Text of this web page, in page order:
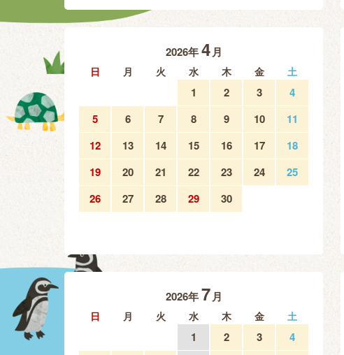
2026年4 月
日 月 火 水 木 金 土
1 2 3
4
5
6 7 8 9 10
11
12
13 14 15 16 17
18
19
20 21 22 23 24
25
26
27 28 29 30
2026年7 月
日 月 火 水 木 金 土
1 2 3
4